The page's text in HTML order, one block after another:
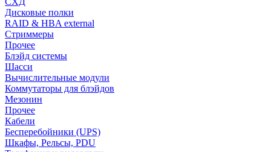
Дисковые полки
RAID & HBA external
Стриммеры
Прочее
Блэйд системы
Шасси
Вычислительные модули
Коммутаторы для блэйдов
Мезонин
Прочее
Кабели
Бесперебойники (UPS)
Шкафы, Рельсы, PDU